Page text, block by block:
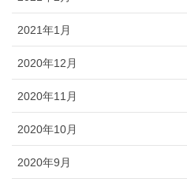
2021年1月
2020年12月
2020年11月
2020年10月
2020年9月